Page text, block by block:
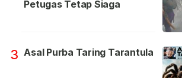
Petugas Tetap Siaga
3 Asal Purba Taring Tarantula